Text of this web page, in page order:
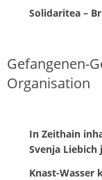
Solidaritea –
Gefangenen-
Organisation
In Zeithain
Svenja
Knast-Wasser